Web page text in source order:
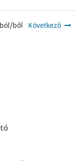
ből Következő